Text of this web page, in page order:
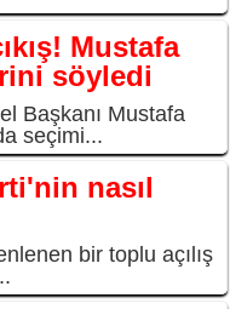
Mustafa
söyledi
Başkanı Mustafa
seçimi...
nasıl
bir toplu açılış